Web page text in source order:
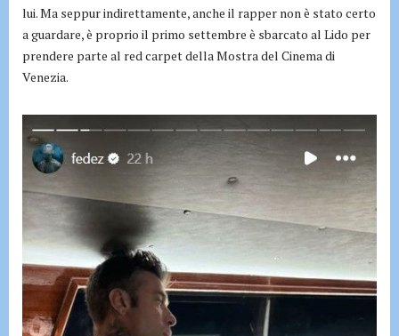
lui. Ma seppur indirettamente, anche il rapper non è stato certo
a guardare, è proprio il primo settembre è sbarcato al Lido per
prendere parte al red carpet della Mostra del Cinema di
Venezia.